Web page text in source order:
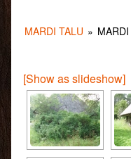
MARDI TALU »
[Show as slideshow]